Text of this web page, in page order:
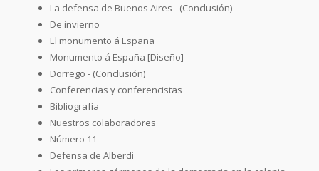
La defensa de Buenos Aires - (Conclusión)
De invierno
El monumento á España
Monumento á España [Diseño]
Dorrego - (Conclusión)
Conferencias y conferencistas
Bibliografía
Nuestros colaboradores
Número 11
Defensa de Alberdi